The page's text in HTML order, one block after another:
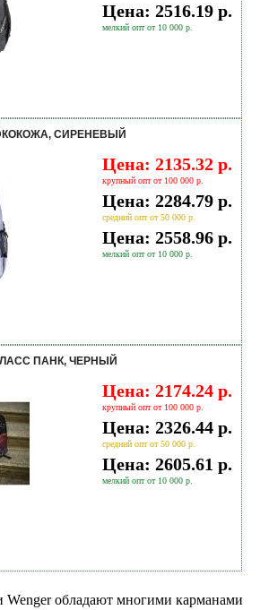
Цена: 2516.19 р.
мелкий опт от 10 000 р.
СИРЕНЕВЫЙ
Цена: 2135.32 р.
крупный опт от 100 000 р.
Цена: 2284.79 р.
средний опт от 50 000 р.
Цена: 2558.96 р.
мелкий опт от 10 000 р.
ПАНК, ЧЕРНЫЙ
Цена: 2174.24 р.
крупный опт от 100 000 р.
Цена: 2326.44 р.
средний опт от 50 000 р.
Цена: 2605.61 р.
мелкий опт от 10 000 р.
обладают многими карманами